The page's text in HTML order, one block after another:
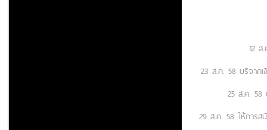
12
23 ส.ค. 58 บริจาค
25 ส.ค. 58
29 ส.ค. 58 ให้การส